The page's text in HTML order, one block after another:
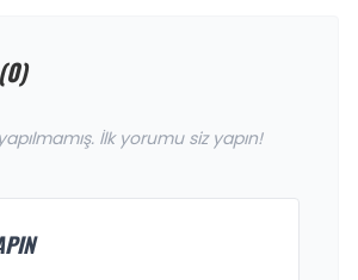
İlk yorumu siz yapın!